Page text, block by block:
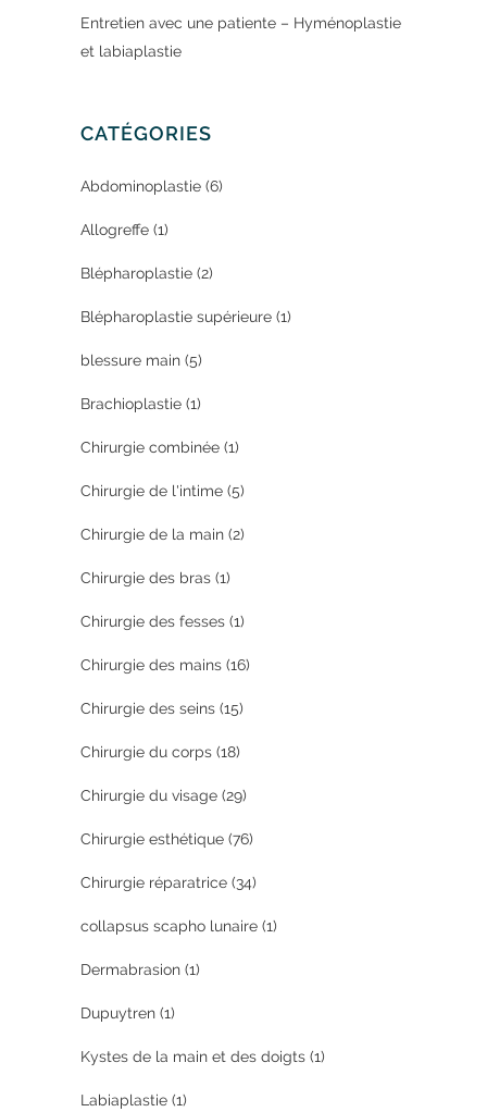
Entretien avec une patiente – Hyménoplastie
et labiaplastie
CATÉGORIES
Abdominoplastie (6)
Allogreffe (1)
Blépharoplastie (2)
Blépharoplastie supérieure (1)
blessure main (5)
Brachioplastie (1)
Chirurgie combinée (1)
Chirurgie de l'intime (5)
Chirurgie de la main (2)
Chirurgie des bras (1)
Chirurgie des fesses (1)
Chirurgie des mains (16)
Chirurgie des seins (15)
Chirurgie du corps (18)
Chirurgie du visage (29)
Chirurgie esthétique (76)
Chirurgie réparatrice (34)
collapsus scapho lunaire (1)
Dermabrasion (1)
Dupuytren (1)
Kystes de la main et des doigts (1)
Labiaplastie (1)